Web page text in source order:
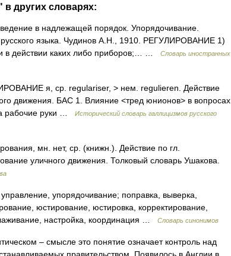
других словарях:
в надлежащей порядок. Упорядочивание.
языка. Чудинов А.Н., 1910. РЕГУЛИРОВАНИЕ 1)
в действии каких либо приборов;… …
Словарь иностранных
я, ср. regulariser, > нем. regulieren. Действие
движения. БАС 1. Влияние <тред юнионов> в вопросах
рабочие руки …
Исторический словарь галлицизмов русского
мн. нет, ср. (книжн.). Действие по гл.
уличного движения. Толковый словарь Ушакова.
упорядочивание; поправка, выверка,
юстирование, юстировка, корректирование,
настройка, координация …
Словарь синонимов
– смысле это понятие означает контроль над